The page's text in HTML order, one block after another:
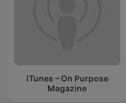
iTunes – On Purpose
Magazine